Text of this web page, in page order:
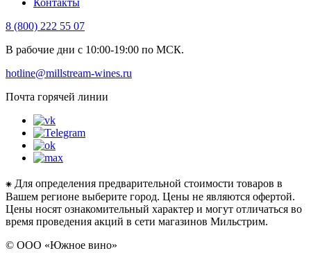
Контакты
8 (800) 222 55 07
В рабочие дни с 10:00-19:00 по МСК.
hotline@millstream-wines.ru
Почта горячей линии
⁕ Для определения предварительной стоимости товаров в
Вашем регионе выберите город. Цены не являются офертой.
Цены носят ознакомительный характер и могут отличаться во
время проведения акций в сети магазинов Мильстрим.
© ООО «Южное вино»